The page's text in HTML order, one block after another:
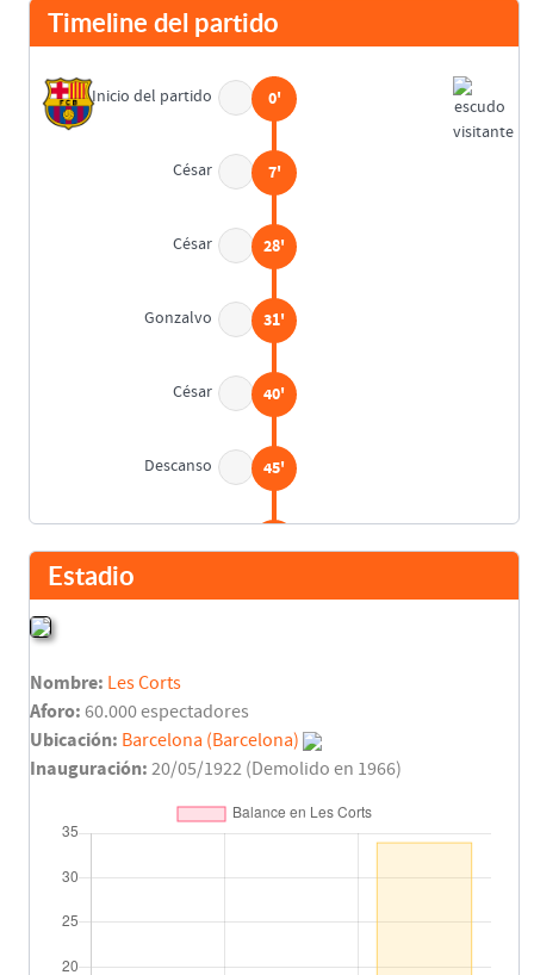
Timeline del partido
Inicio del partido 0'
César 7'
César 28'
Gonzalvo 31'
César 40'
Descanso 45'
Asist: Mundo Suárez
Final del partido 90'
Estadio
Nombre: Les Corts
Aforo: 60.000 espectadores
Ubicación: Barcelona (Barcelona)
Inauguración: 20/05/1922 (Demolido en 1966)